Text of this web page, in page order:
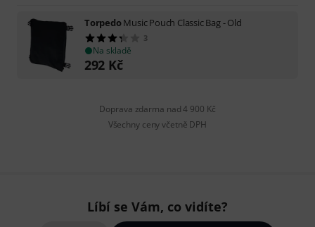
TorpedoMusic Pouch Classic Bag - Old
3
Na skladě
292 Kč
Doprava zdarma nad 4 900 Kč
Všechny ceny včetně DPH
Líbí se Vám, co vidíte?